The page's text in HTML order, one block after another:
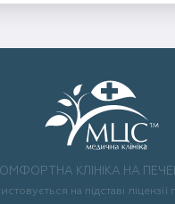
КЛІНІКА НА
на підставі